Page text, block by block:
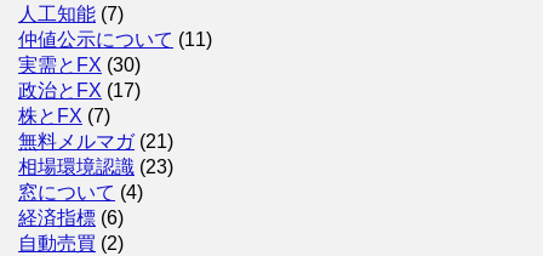
人工知能 (7)
仲値公示について (11)
実需とFX (30)
政治とFX (17)
株とFX (7)
無料メルマガ(21)
相場環境認識 (23)
窓について (4)
経済指標 (6)
自動売買 (2)